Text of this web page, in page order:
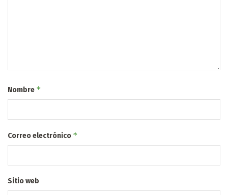
Nombre *
Correo electrónico *
Sitio web